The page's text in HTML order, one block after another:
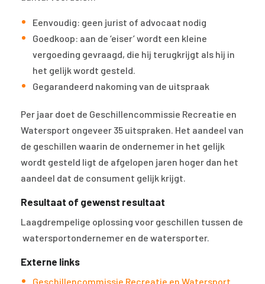
Eenvoudig: geen jurist of advocaat nodig
Goedkoop: aan de ‘eiser’ wordt een kleine
vergoeding gevraagd, die hij terugkrijgt als hij in
het gelijk wordt gesteld.
Gegarandeerd nakoming van de uitspraak
Per jaar doet de Geschillencommissie Recreatie en
Watersport ongeveer 35 uitspraken. Het aandeel van
de geschillen waarin de ondernemer in het gelijk
wordt gesteld ligt de afgelopen jaren hoger dan het
aandeel dat de consument gelijk krijgt.
Resultaat of gewenst resultaat
Laagdrempelige oplossing voor geschillen tussen de
watersportondernemer en de watersporter.
Externe links
Geschillencommissie Recreatie en Watersport